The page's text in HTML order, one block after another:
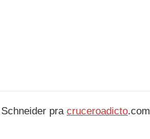
pra cruceroadicto.com